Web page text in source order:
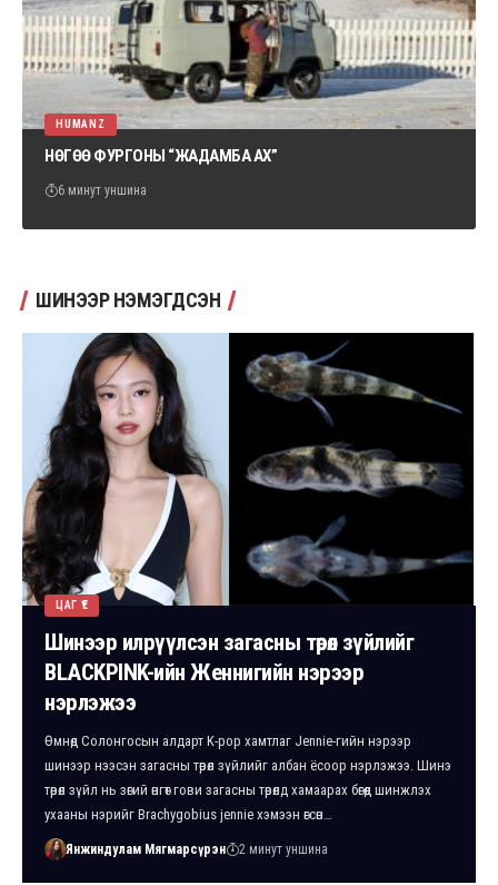
HUMANZ
НӨГӨӨ ФУРГОНЫ “ЖАДАМБА АХ”
6 минут уншина
ШИНЭЭР НЭМЭГДСЭН
ЦАГ ҮЕ
Шинээр илрүүлсэн загасны төрөл зүйлийг
BLACKPINK-ийн Женнигийн нэрээр
нэрлэжээ
Өмнөд Солонгосын алдарт K-pop хамтлаг Jennie-гийн нэрээр
шинээр нээсэн загасны төрөл зүйлийг албан ёсоор нэрлэжээ. Шинэ
төрөл зүйл нь зөгий өнгөт гови загасны төрөлд хамаарах бөгөөд шинжлэх
ухааны нэрийг Brachygobius jennie хэмээн өгсөн…
Янжиндулам Мягмарсүрэн 2 минут уншина